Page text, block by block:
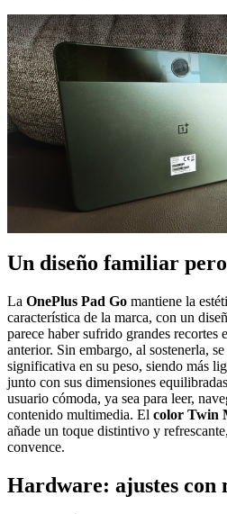
Un diseño familiar
La OnePlus Pad Go mantiene la
característica de la marca, con un
parece haber sufrido grandes
anterior. Sin embargo, al sostenerla,
significativa en su peso, siendo más
junto con sus dimensiones
usuario cómoda, ya sea para leer,
contenido multimedia. El color Twin
añade un toque distintivo y
convence.
Hardware: ajustes con